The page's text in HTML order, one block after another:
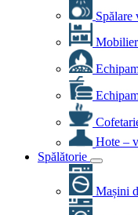
Spălare
Hote –
Spălătorie
Mașini